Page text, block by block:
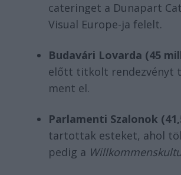
cateringet a Dunapart
Visual Europe-ja felelt.
Budavári Lovarda (45
előtt titkolt rendezvényt
ment el.
Parlamenti Szalonok
tartottak esteket, ahol
pedig a